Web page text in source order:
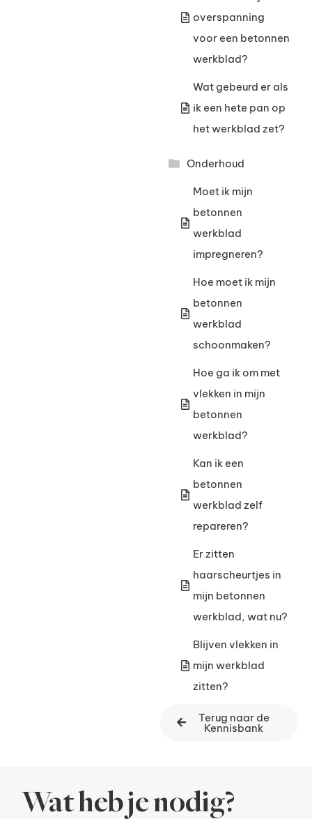
overspanning
voor een betonnen
werkblad?
Wat gebeurd er als
ik een hete pan op
het werkblad zet?
Onderhoud
Moet ik mijn
betonnen
werkblad
impregneren?
Hoe moet ik mijn
betonnen
werkblad
schoonmaken?
Hoe ga ik om met
vlekken in mijn
betonnen
werkblad?
Kan ik een
betonnen
werkblad zelf
repareren?
Er zitten
haarscheurtjes in
mijn betonnen
werkblad, wat nu?
Blijven vlekken in
mijn werkblad
zitten?
Terug naar de
Kennisbank
Wat heb je nodig?